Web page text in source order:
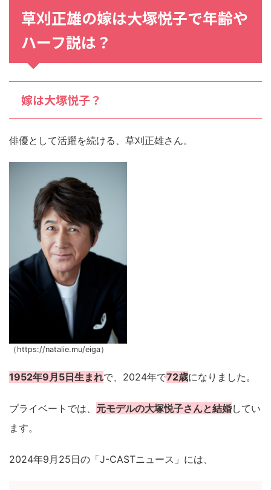
草刈正雄の嫁は大塚悦子で年齢や
ハーフ説は？
嫁は大塚悦子？
俳優として活躍を続ける、草刈正雄さん。
（https://natalie.mu/eiga）
1952年9月5日生まれで、2024年で72歳になりました。
プライベートでは、 元モデルの大塚悦子さんと結婚してい
ます。
2024年9月25日の「J-CASTニュース」には、